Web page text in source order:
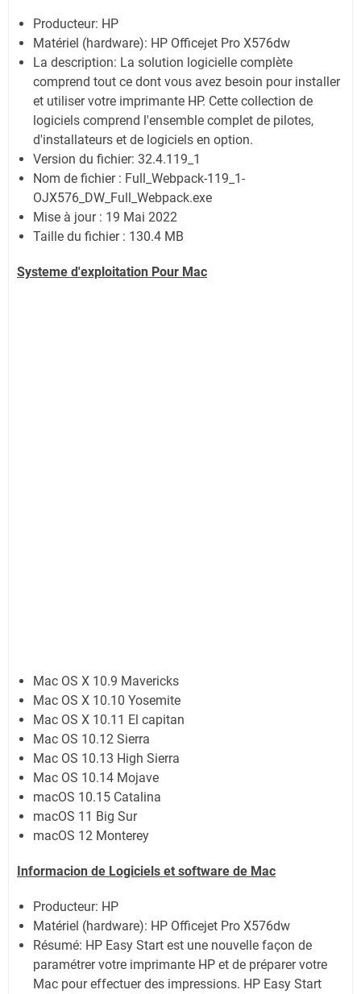
Producteur: HP
Matériel (hardware): HP Officejet Pro X576dw
La description: La solution logicielle complète
comprend tout ce dont vous avez besoin pour installer
et utiliser votre imprimante HP. Cette collection de
logiciels comprend l'ensemble complet de pilotes,
d'installateurs et de logiciels en option.
Version du fichier: 32.4.119_1
Nom de fichier : Full_Webpack-119_1-
OJX576_DW_Full_Webpack.exe
Mise à jour : 19 Mai 2022
Taille du fichier : 130.4 MB
Systeme d'exploitation Pour Mac
Mac OS X 10.9 Mavericks
Mac OS X 10.10 Yosemite
Mac OS X 10.11 El capitan
Mac OS 10.12 Sierra
Mac OS 10.13 High Sierra
Mac OS 10.14 Mojave
macOS 10.15 Catalina
macOS 11 Big Sur
macOS 12 Monterey
Informacion de Logiciels et software de Mac
Producteur: HP
Matériel (hardware): HP Officejet Pro X576dw
Résumé: HP Easy Start est une nouvelle façon de
paramétrer votre imprimante HP et de préparer votre
Mac pour effectuer des impressions. HP Easy Start